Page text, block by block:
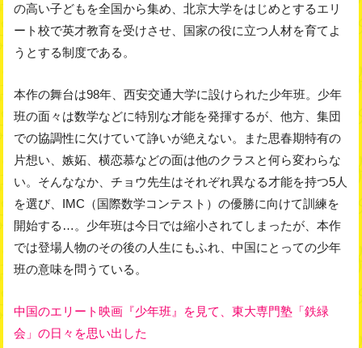
の高い子どもを全国から集め、北京大学をはじめとするエリ
ート校で英才教育を受けさせ、国家の役に立つ人材を育てよ
うとする制度である。
本作の舞台は98年、西安交通大学に設けられた少年班。少年
班の面々は数学などに特別な才能を発揮するが、他方、集団
での協調性に欠けていて諍いが絶えない。また思春期特有の
片想い、嫉妬、横恋慕などの面は他のクラスと何ら変わらな
い。そんななか、チョウ先生はそれぞれ異なる才能を持つ5人
を選び、IMC（国際数学コンテスト）の優勝に向けて訓練を
開始する…。少年班は今日では縮小されてしまったが、本作
では登場人物のその後の人生にもふれ、中国にとっての少年
班の意味を問うている。
中国のエリート映画『少年班』を見て、東大専門塾「鉄緑
会」の日々を思い出した